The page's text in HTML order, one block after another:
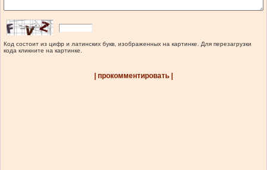
Код состоит из цифр и латинских букв, изображенных на картинке. Для перезагрузки
кода кликните на картинке.
| прокомментировать |